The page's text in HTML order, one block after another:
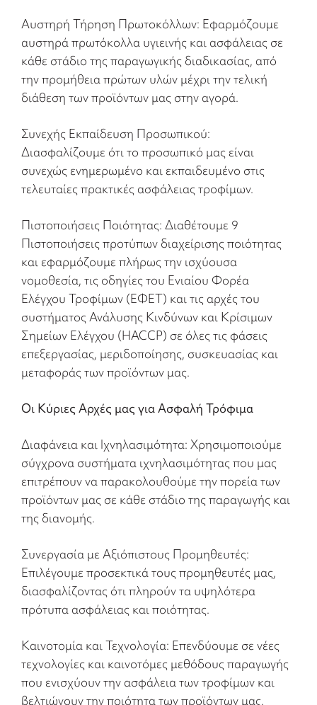
Αυστηρή Τήρηση Πρωτοκόλλων: Εφαρμόζουμε
αυστηρά πρωτόκολλα υγιεινής και ασφάλειας σε
κάθε στάδιο της παραγωγικής διαδικασίας, από
την προμήθεια πρώτων υλών μέχρι την τελική
διάθεση των προϊόντων μας στην αγορά.
Συνεχής Εκπαίδευση Προσωπικού:
Διασφαλίζουμε ότι το προσωπικό μας είναι
συνεχώς ενημερωμένο και εκπαιδευμένο στις
τελευταίες πρακτικές ασφάλειας τροφίμων.
Πιστοποιήσεις Ποιότητας: Διαθέτουμε 9
Πιστοποιήσεις προτύπων διαχείρισης ποιότητας
και εφαρμόζουμε πλήρως την ισχύουσα
νομοθεσία, τις οδηγίες του Ενιαίου Φορέα
Ελέγχου Τροφίμων (ΕΦΕΤ) και τις αρχές του
συστήματος Ανάλυσης Κινδύνων και Κρίσιμων
Σημείων Ελέγχου (HACCP) σε όλες τις φάσεις
επεξεργασίας, μεριδοποίησης, συσκευασίας και
μεταφοράς των προϊόντων μας.
Οι Κύριες Αρχές μας για Ασφαλή Τρόφιμα
Διαφάνεια και Ιχνηλασιμότητα: Χρησιμοποιούμε
σύγχρονα συστήματα ιχνηλασιμότητας που μας
επιτρέπουν να παρακολουθούμε την πορεία των
προϊόντων μας σε κάθε στάδιο της παραγωγής και
της διανομής.
Συνεργασία με Αξιόπιστους Προμηθευτές:
Επιλέγουμε προσεκτικά τους προμηθευτές μας,
διασφαλίζοντας ότι πληρούν τα υψηλότερα
πρότυπα ασφάλειας και ποιότητας.
Καινοτομία και Τεχνολογία: Επενδύουμε σε νέες
τεχνολογίες και καινοτόμες μεθόδους παραγωγής
που ενισχύουν την ασφάλεια των τροφίμων και
βελτιώνουν την ποιότητα των προϊόντων μας.